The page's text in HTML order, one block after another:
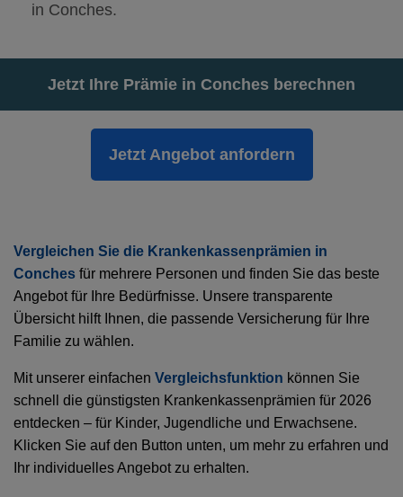
in Conches.
Jetzt Ihre Prämie in Conches berechnen
Jetzt Angebot anfordern
Vergleichen Sie die Krankenkassenprämien in
Conches für mehrere Personen und finden Sie das beste
Angebot für Ihre Bedürfnisse. Unsere transparente
Übersicht hilft Ihnen, die passende Versicherung für Ihre
Familie zu wählen.
Mit unserer einfachen Vergleichsfunktion können Sie
schnell die günstigsten Krankenkassenprämien für 2026
entdecken – für Kinder, Jugendliche und Erwachsene.
Klicken Sie auf den Button unten, um mehr zu erfahren und
Ihr individuelles Angebot zu erhalten.